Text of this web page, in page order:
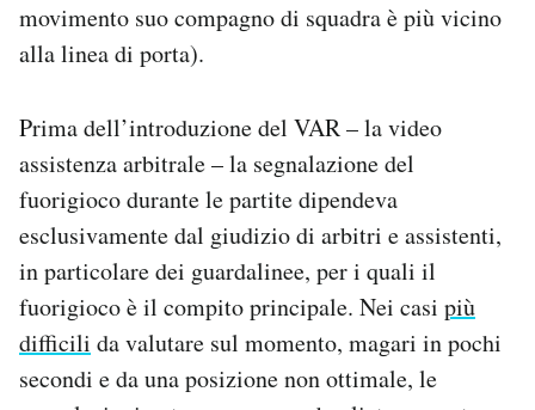
movimento suo compagno di squadra è più vicino
alla linea di porta).
Prima dell’introduzione del VAR – la video
assistenza arbitrale – la segnalazione del
fuorigioco durante le partite dipendeva
esclusivamente dal giudizio di arbitri e assistenti,
in particolare dei guardalinee, per i quali il
fuorigioco è il compito principale. Nei casi più
difficili da valutare sul momento, magari in pochi
secondi e da una posizione non ottimale, le